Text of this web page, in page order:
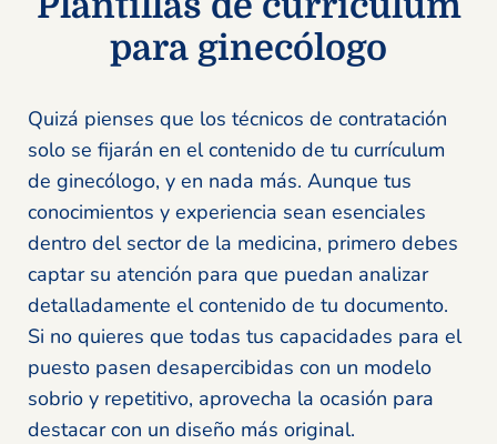
para ginecólogo
Quizá pienses que los técnicos de contratación
solo se fijarán en el contenido de tu currículum
de ginecólogo, y en nada más. Aunque tus
conocimientos y experiencia sean esenciales
dentro del sector de la medicina, primero debes
captar su atención para que puedan analizar
detalladamente el contenido de tu documento.
Si no quieres que todas tus capacidades para el
puesto pasen desapercibidas con un modelo
sobrio y repetitivo, aprovecha la ocasión para
destacar con un diseño más original.